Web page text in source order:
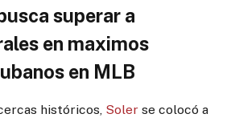
superar a
en maximos
en MLB
históricos, Soler se colocó a